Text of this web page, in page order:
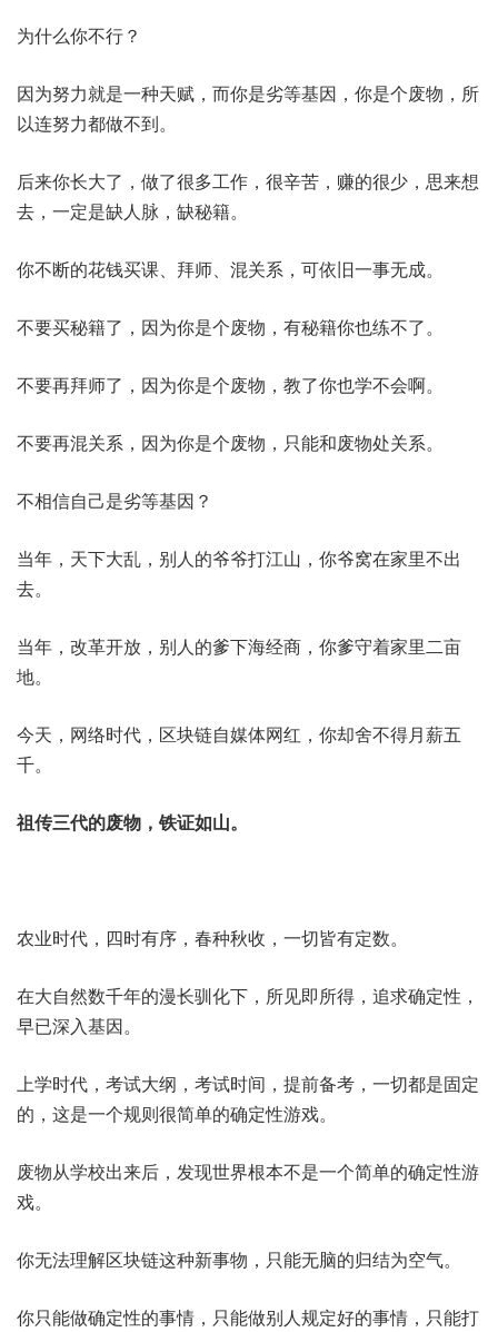
为什么你不行？
因为努力就是一种天赋，而你是劣等基因，你是个废物，所
以连努力都做不到。
后来你长大了，做了很多工作，很辛苦，赚的很少，思来想
去，一定是缺人脉，缺秘籍。
你不断的花钱买课、拜师、混关系，可依旧一事无成。
不要买秘籍了，因为你是个废物，有秘籍你也练不了。
不要再拜师了，因为你是个废物，教了你也学不会啊。
不要再混关系，因为你是个废物，只能和废物处关系。
不相信自己是劣等基因？
当年，天下大乱，别人的爷爷打江山，你爷窝在家里不出
去。
当年，改革开放，别人的爹下海经商，你爹守着家里二亩
地。
今天，网络时代，区块链自媒体网红，你却舍不得月薪五
千。
祖传三代的废物，铁证如山。
农业时代，四时有序，春种秋收，一切皆有定数。
在大自然数千年的漫长驯化下，所见即所得，追求确定性，
早已深入基因。
上学时代，考试大纲，考试时间，提前备考，一切都是固定
的，这是一个规则很简单的确定性游戏。
废物从学校出来后，发现世界根本不是一个简单的确定性游
戏。
你无法理解区块链这种新事物，只能无脑的归结为空气。
你只能做确定性的事情，只能做别人规定好的事情，只能打